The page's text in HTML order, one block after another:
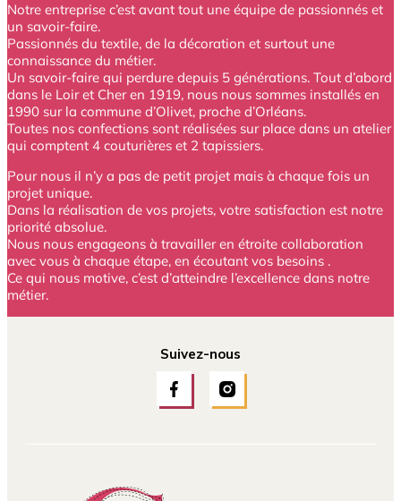
Notre entreprise c’est avant tout une équipe de passionnés et
un savoir-faire.
Passionnés du textile, de la décoration et surtout une
connaissance du métier.
Un savoir-faire qui perdure depuis 5 générations. Tout d’abord
dans le Loir et Cher en 1919, nous nous sommes installés en
1990 sur la commune d’Olivet, proche d’Orléans.
Toutes nos confections sont réalisées sur place dans un atelier
qui comptent 4 couturières et 2 tapissiers.
Pour nous il n’y a pas de petit projet mais à chaque fois un
projet unique.
Dans la réalisation de vos projets, votre satisfaction est notre
priorité absolue.
Nous nous engageons à travailler en étroite collaboration
avec vous à chaque étape, en écoutant vos besoins .
Ce qui nous motive, c’est d’atteindre l’excellence dans notre
métier.
Suivez-nous